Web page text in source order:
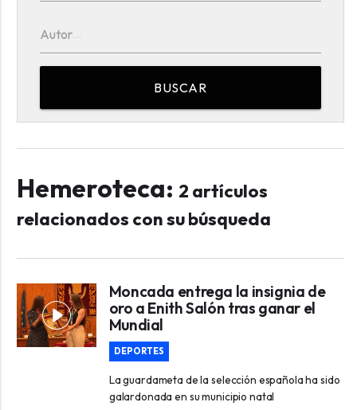
Autor
BUSCAR
Hemeroteca: 2 artículos
relacionados con su búsqueda
Moncada entrega la insignia de
oro a Enith Salón tras ganar el
Mundial
DEPORTES
La guardameta de la selección española ha sido
galardonada en su municipio natal